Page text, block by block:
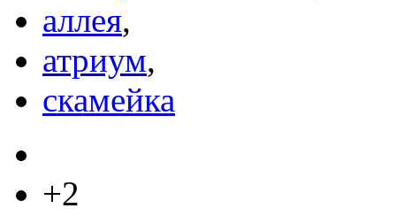
аллея,
атриум,
скамейка
+2